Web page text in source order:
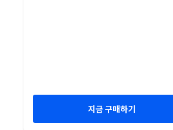
지금 구매하기